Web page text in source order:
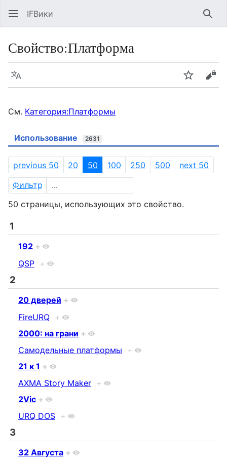
IFВики
Свойство:Платформа
Язык Следить
См. Категория:Платформы
Использование 2631
previous 50 20 50 100 250 500
next 50
Фильтр
50 страницы, использующих это свойство.
1
192 +
QSP +
2
20 дверей +
FireURQ +
2000: на грани +
Самодельные платформы +
21 к 1 +
AXMA Story Maker +
2Viс +
URQ DOS +
3
32 Августа +